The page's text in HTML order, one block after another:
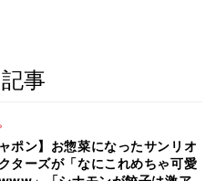
事
ャポン】お惣菜になったサンリオ
ターズが「なにこれめちゃ可愛